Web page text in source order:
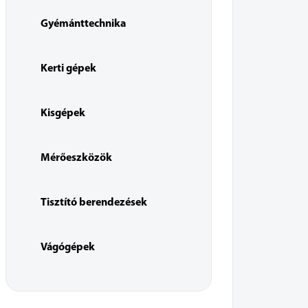
Gyémánttechnika
Kerti gépek
Kisgépek
Mérőeszközök
Tisztító berendezések
Vágógépek